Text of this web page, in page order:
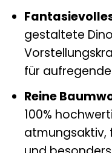
gestaltete
für
Reine
100%
atmungsaktiv,